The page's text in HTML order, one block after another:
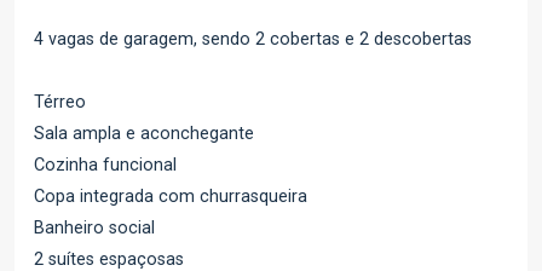
4 vagas de garagem, sendo 2 cobertas e 2 descobertas
Térreo
Sala ampla e aconchegante
Cozinha funcional
Copa integrada com churrasqueira
Banheiro social
2 suítes espaçosas